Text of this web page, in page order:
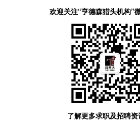
欢迎关注“亨德森猎头机构”
了解更多求职及招聘资